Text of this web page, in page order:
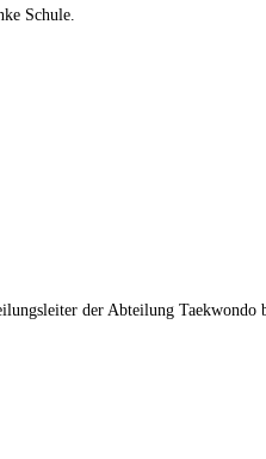
Schule.
der Abteilung